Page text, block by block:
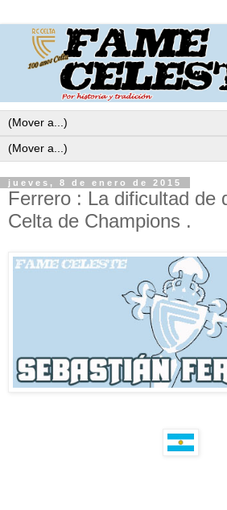
jueves, 8 de enero de 2015
Ferrero : La dificultad de
Celta de Champions .